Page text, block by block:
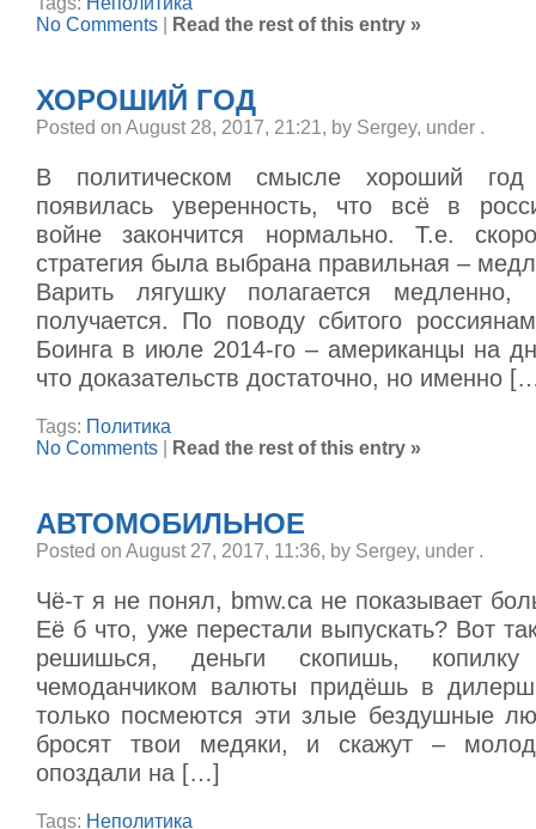
No Comments
Read the rest of this entry »
ХОРОШИЙ ГОД
Posted on August 28, 2017, 21:21, by Sergey, under .
В политическом смысле хороший год
появилась уверенность, что всё в
войне закончится нормально. Т.е.
стратегия была выбрана правильная –
Варить лягушку полагается
получается. По поводу сбитого
Боинга в июле 2014-го – американцы на
что доказательств достаточно, но именно
Tags: Политика
No Comments
Read the rest of this entry »
АВТОМОБИЛЬНОЕ
Posted on August 27, 2017, 11:36, by Sergey, under .
Чё-т я не понял, bmw.ca не показывает
Её б что, уже перестали выпускать? Вот
решишься, деньги скопишь,
чемоданчиком валюты придёшь в
только посмеются эти злые бездушные
бросят твои медяки, и скажут –
опоздали на […]
Tags: Неполитика